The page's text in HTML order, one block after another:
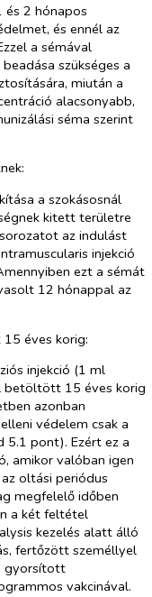
2 hónapos
és ennél az
a sémával
szükséges a
miután a
alacsonyabb,
séma szerint
a szokásosnál
kitett területre
az indulást
injekció
ezt a sémát
12 hónappal az
éves korig:
injekció (1 ml
betöltött 15 éves korig
azonban
védelem csak a
5.1 pont). Ezért ez a
amikor valóban igen
oltási periódus
megfelelő időben
a két feltétel
kezelés alatt álló
fertőzött személlyel
gyorsított
vakcinával.